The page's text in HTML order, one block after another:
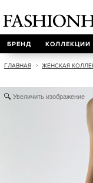
БРЕНД КОЛЛЕКЦИИ
ГЛАВНАЯ ЖЕНСКАЯ
Увеличить изображение